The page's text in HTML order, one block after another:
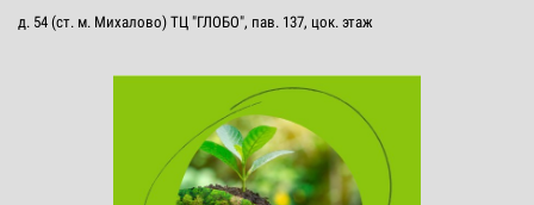
д. 54 (ст. м. Михалово) ТЦ "ГЛОБО", пав. 137, цок. этаж